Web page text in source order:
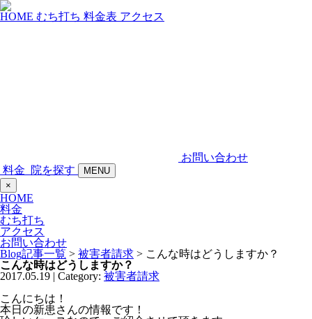
HOME むち打ち 料金表 アクセス
お問い合わせ
料金
院を探す
MENU
×
HOME
料金
むち打ち
アクセス
お問い合わせ
Blog記事一覧 > 被害者請求 > こんな時はどうしますか？
こんな時はどうしますか？
2017.05.19 | Category: 被害者請求
こんにちは！
本日の新患さんの情報です！